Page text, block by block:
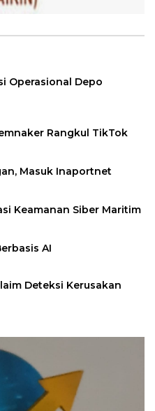
Operasional Depo
Rangkul TikTok
Masuk Inaportnet
Keamanan Siber Maritim
AI
Deteksi Kerusakan